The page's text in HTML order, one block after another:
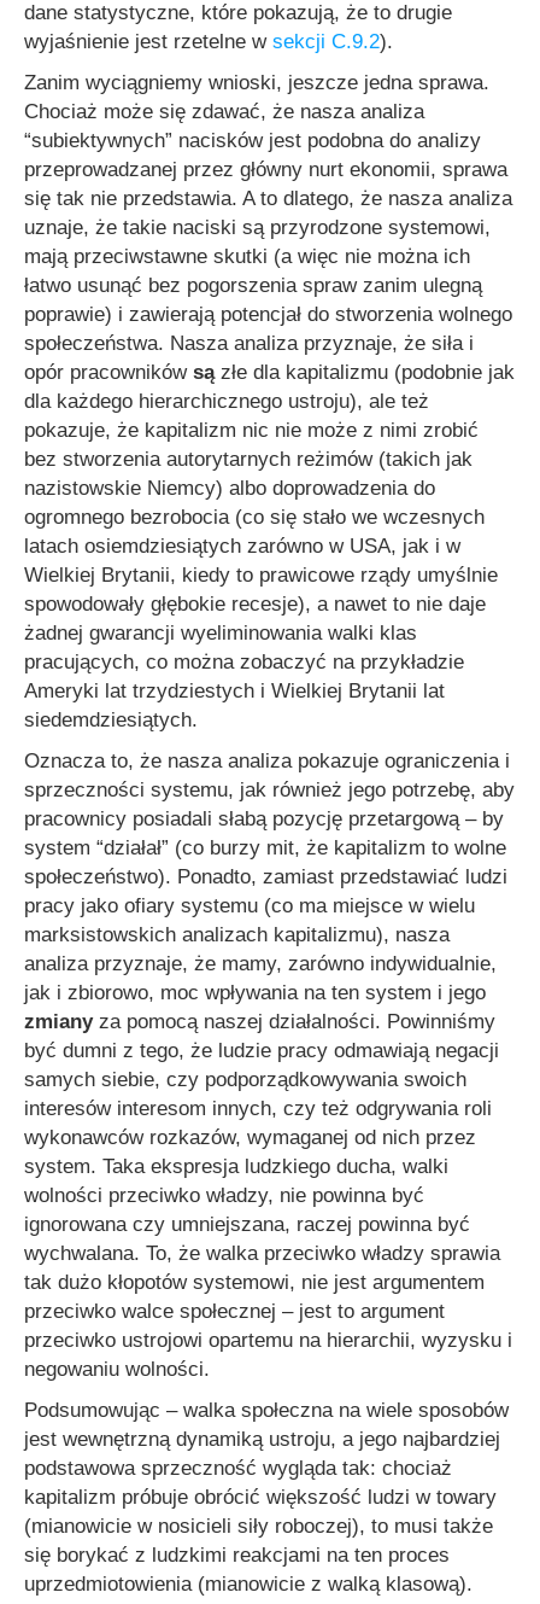
dane statystyczne, które pokazują, że to drugie
wyjaśnienie jest rzetelne w sekcji C.9.2).
Zanim wyciągniemy wnioski, jeszcze jedna sprawa.
Chociaż może się zdawać, że nasza analiza
“subiektywnych” nacisków jest podobna do analizy
przeprowadzanej przez główny nurt ekonomii, sprawa
się tak nie przedstawia. A to dlatego, że nasza analiza
uznaje, że takie naciski są przyrodzone systemowi,
mają przeciwstawne skutki (a więc nie można ich
łatwo usunąć bez pogorszenia spraw zanim ulegną
poprawie) i zawierają potencjał do stworzenia wolnego
społeczeństwa. Nasza analiza przyznaje, że siła i
opór pracowników sązłe dla kapitalizmu (podobnie jak
dla każdego hierarchicznego ustroju), ale też
pokazuje, że kapitalizm nic nie może z nimi zrobić
bez stworzenia autorytarnych reżimów (takich jak
nazistowskie Niemcy) albo doprowadzenia do
ogromnego bezrobocia (co się stało we wczesnych
latach osiemdziesiątych zarówno w USA, jak i w
Wielkiej Brytanii, kiedy to prawicowe rządy umyślnie
spowodowały głębokie recesje), a nawet to nie daje
żadnej gwarancji wyeliminowania walki klas
pracujących, co można zobaczyć na przykładzie
Ameryki lat trzydziestych i Wielkiej Brytanii lat
siedemdziesiątych.
Oznacza to, że nasza analiza pokazuje ograniczenia i
sprzeczności systemu, jak również jego potrzebę, aby
pracownicy posiadali słabą pozycję przetargową – by
system “działał” (co burzy mit, że kapitalizm to wolne
społeczeństwo). Ponadto, zamiast przedstawiać ludzi
pracy jako ofiary systemu (co ma miejsce w wielu
marksistowskich analizach kapitalizmu), nasza
analiza przyznaje, że mamy, zarówno indywidualnie,
jak i zbiorowo, moc wpływania na ten system i jego
zmianyza pomocą naszej działalności. Powinniśmy
być dumni z tego, że ludzie pracy odmawiają negacji
samych siebie, czy podporządkowywania swoich
interesów interesom innych, czy też odgrywania roli
wykonawców rozkazów, wymaganej od nich przez
system. Taka ekspresja ludzkiego ducha, walki
wolności przeciwko władzy, nie powinna być
ignorowana czy umniejszana, raczej powinna być
wychwalana. To, że walka przeciwko władzy sprawia
tak dużo kłopotów systemowi, nie jest argumentem
przeciwko walce społecznej – jest to argument
przeciwko ustrojowi opartemu na hierarchii, wyzysku i
negowaniu wolności.
Podsumowując – walka społeczna na wiele sposobów
jest wewnętrzną dynamiką ustroju, a jego najbardziej
podstawowa sprzeczność wygląda tak: chociaż
kapitalizm próbuje obrócić większość ludzi w towary
(mianowicie w nosicieli siły roboczej), to musi także
się borykać z ludzkimi reakcjami na ten proces
uprzedmiotowienia (mianowicie z walką klasową).